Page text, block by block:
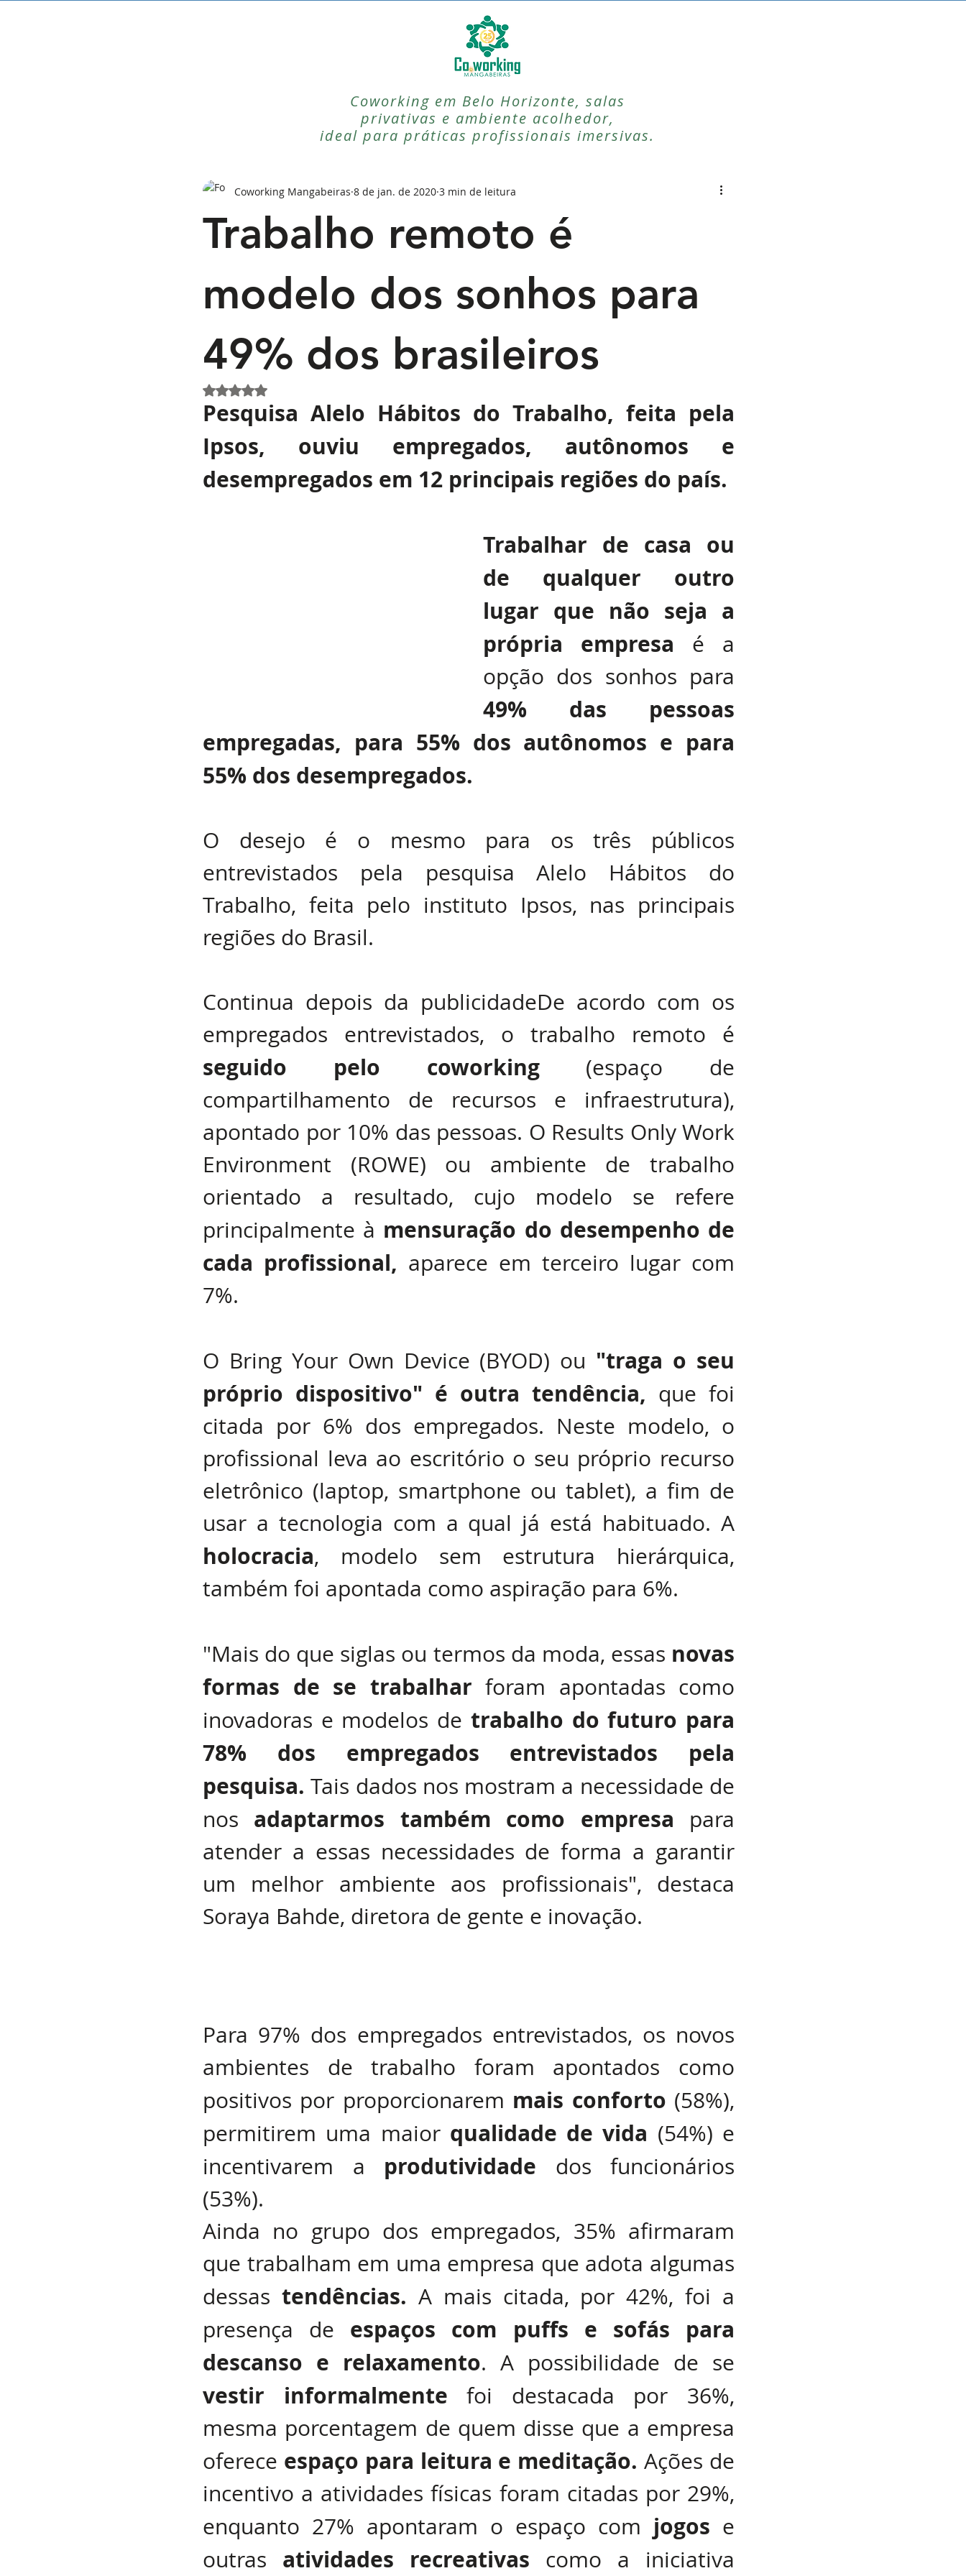
Coworking em Belo Horizonte, salas
privativas e ambiente acolhedor,
ideal para práticas profissionais imersivas.
Trabalho remoto é
modelo dos sonhos para
49% dos brasileiros
Coworking Mangabeiras 8 de jan. de 2020 3 min de leitura
Avaliado com NaN de 5 estrelas.
Pesquisa Alelo Hábitos do Trabalho, feita pela
Ipsos, ouviu empregados, autônomos e
desempregados em 12 principais regiões do país.
Trabalhar de casa ou
de qualquer outro
lugar que não seja a
própria empresa é a
49% das pessoas
empregadas, para 55% dos autônomos e para
55% dos desempregados.
O desejo é o mesmo para os três públicos
entrevistados pela pesquisa Alelo Hábitos do
Trabalho, feita pelo instituto Ipsos, nas principais
regiões do Brasil.
Continua depois da publicidadeDe acordo com os
seguido pelo coworking (espaço de
compartilhamento de recursos e infraestrutura),
apontado por 10% das pessoas. O Results Only Work
Environment (ROWE) ou ambiente de trabalho
orientado a resultado, cujo modelo se refere
principalmente à mensuração do desempenho de
cada profissional, aparece em terceiro lugar com
7%.
O Bring Your Own Device (BYOD) ou "traga o seu
próprio dispositivo" é outra tendência, que foi
citada por 6% dos empregados. Neste modelo, o
profissional leva ao escritório o seu próprio recurso
eletrônico (laptop, smartphone ou tablet), a fim de
holocracia, modelo sem estrutura hierárquica,
também foi apontada como aspiração para 6%.
"Mais do que siglas ou termos da moda, essas novas
formas de se trabalhar foram apontadas como
inovadoras e modelos de trabalho do futuro para
78% dos empregados entrevistados pela
pesquisa. Tais dados nos mostram a necessidade de
nos adaptarmos também como empresa para
atender a essas necessidades de forma a garantir
um melhor ambiente aos profissionais", destaca
Soraya Bahde, diretora de gente e inovação.
Para 97% dos empregados entrevistados, os novos
ambientes de trabalho foram apontados como
positivos por proporcionarem mais conforto (58%),
permitirem uma maior qualidade de vida (54%) e
incentivarem a produtividade dos funcionários
(53%).
Ainda no grupo dos empregados, 35% afirmaram
que trabalham em uma empresa que adota algumas
dessas tendências. A mais citada, por 42%, foi a
presença de espaços com puffs e sofás para
descanso e relaxamento
vestir informalmente foi destacada por 36%,
mesma porcentagem de quem disse que a empresa
oferece espaço para leitura e meditação. Ações de
incentivo a atividades físicas foram citadas por 29%,
enquanto 27% apontaram o espaço com jogos e
outras atividades recreativas como a iniciativa